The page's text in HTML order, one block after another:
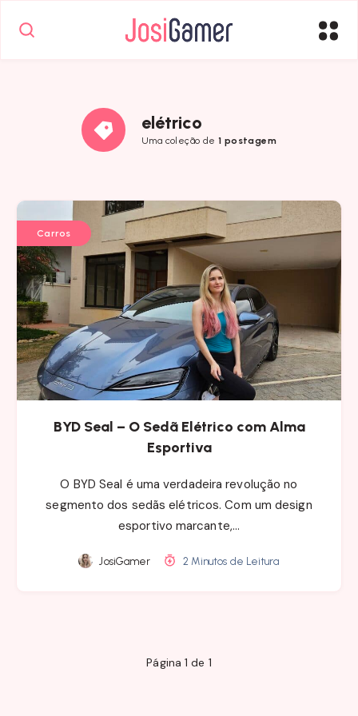
elétrico
Uma coleção de 1 postagem
Carros
BYD Seal – O Sedã Elétrico com Alma
Esportiva
O BYD Seal é uma verdadeira revolução no
segmento dos sedãs elétricos. Com um design
esportivo marcante,…
JosiGamer 2 Minutos de Leitura
Página 1 de 1